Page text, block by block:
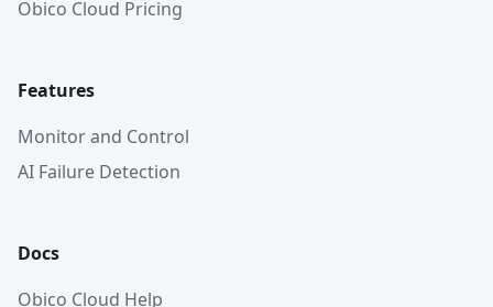
Obico Cloud Pricing
Features
Monitor and Control
AI Failure Detection
Docs
Obico Cloud Help